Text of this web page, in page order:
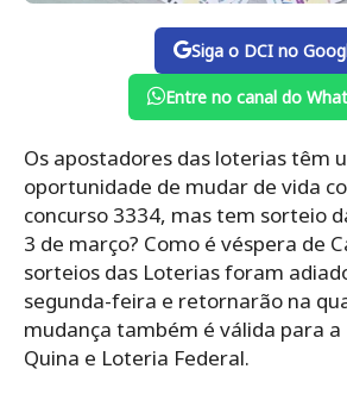
Siga o DCI no
Entre no canal do
Os apostadores das loterias têm
oportunidade de mudar de vida
concurso 3334, mas tem sorteio
3 de março? Como é véspera de
sorteios das Loterias foram
segunda-feira e retornarão na
mudança também é válida para a
Quina e Loteria Federal.